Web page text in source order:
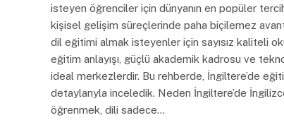
isteyen öğrenciler için dünyanın en popüler
kişisel gelişim süreçlerinde paha biçilemez
dil eğitimi almak isteyenler için sayısız kaliteli
eğitim anlayışı, güçlü akademik kadrosu ve
ideal merkezlerdir. Bu rehberde, İngiltere’de
detaylarıyla inceledik. Neden İngiltere’de
öğrenmek, dili sadece…